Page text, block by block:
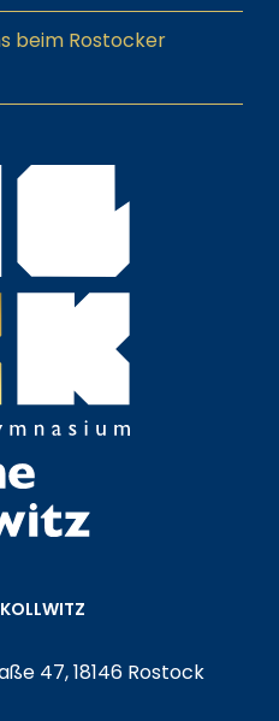
beim Rostocker
47, 18146 Rostock